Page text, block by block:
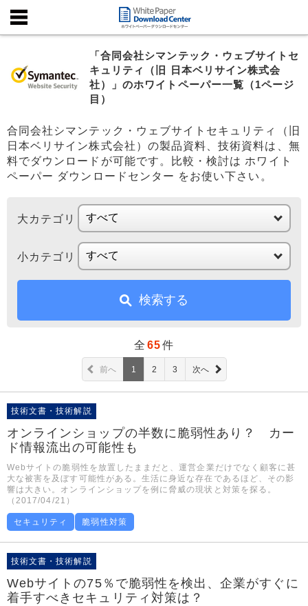
「合同会社シマンテック・ウェブサイトセ
キュリティ（旧 日本ベリサイン株式会
社）」のホワイトペーパー一覧（1ページ
目）
合同会社シマンテック・ウェブサイトセキュリティ（旧
日本ベリサイン株式会社）の製品資料、技術資料は、無
料でダウンロードが可能です。比較・検討は ホワイト
ペーパー ダウンロードセンター をお使い下さい。
大カテゴリ
小カテゴリ
検索する
全 65件
前へ 1 2 3 次へ
技術文書・技術解説
オンラインショップの半数に脆弱性あり？ カー
ド情報流出の可能性も
Webサイトの脆弱性を放置したままだと、運営企業だけでなく顧客に甚
大な被害を及ぼす可能性がある。生活に身近な存在であるほど、その影
響は大きい。オンラインショップを例に脅威の現状と対策を探る。
（2017/04/21）
セキュリティ 脆弱性対策
技術文書・技術解説
Webサイトの75％で脆弱性を検出、企業がすぐに
着手すべきセキュリティ対策は？